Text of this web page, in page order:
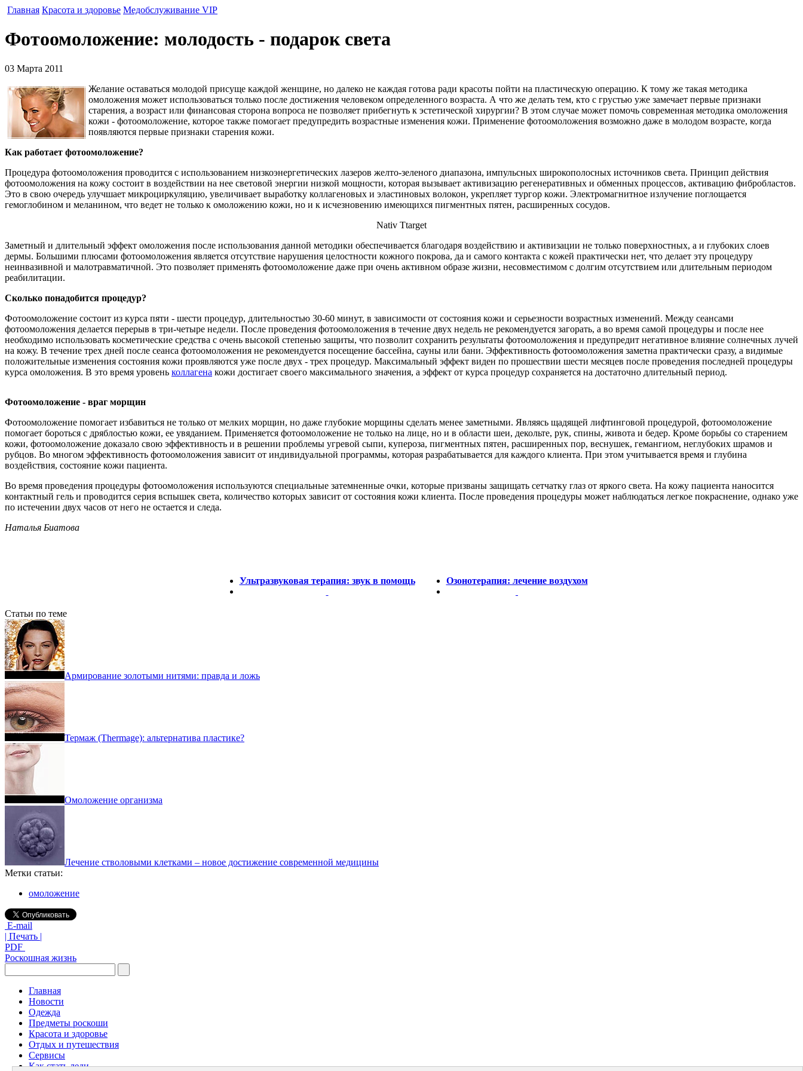
Главная Красота и здоровье Медобслуживание VIP
Фотоомоложение: молодость - подарок света
03 Марта 2011
Желание оставаться молодой присуще каждой женщине, но далеко не каждая готова ради красоты пойти на пластическую операцию. К тому же такая методика
омоложения может использоваться только после достижения человеком определенного возраста. А что же делать тем, кто с грустью уже замечает первые признаки
старения, а возраст или финансовая сторона вопроса не позволяет прибегнуть к эстетической хирургии? В этом случае может помочь современная методика омоложения
кожи - фотоомоложение, которое также помогает предупредить возрастные изменения кожи. Применение фотоомоложения возможно даже в молодом возрасте, когда
появляются первые признаки старения кожи.
Как работает фотоомоложение?
Процедура фотоомоложения проводится с использованием низкоэнергетических лазеров желто-зеленого диапазона, импульсных широкополосных источников света. Принцип действия
фотоомоложения на кожу состоит в воздействии на нее световой энергии низкой мощности, которая вызывает активизацию регенеративных и обменных процессов, активацию фибробластов.
Это в свою очередь улучшает микроциркуляцию, увеличивает выработку коллагеновых и эластиновых волокон, укрепляет тургор кожи. Электромагнитное излучение поглощается
гемоглобином и меланином, что ведет не только к омоложению кожи, но и к исчезновению имеющихся пигментных пятен, расширенных сосудов.
Nativ Ttarget
Заметный и длительный эффект омоложения после использования данной методики обеспечивается благодаря воздействию и активизации не только поверхностных, а и глубоких слоев
дермы. Большими плюсами фотоомоложения является отсутствие нарушения целостности кожного покрова, да и самого контакта с кожей практически нет, что делает эту процедуру
неинвазивной и малотравматичной. Это позволяет применять фотоомоложение даже при очень активном образе жизни, несовместимом с долгим отсутствием или длительным периодом
реабилитации.
Сколько понадобится процедур?
Фотоомоложение состоит из курса пяти - шести процедур, длительностью 30-60 минут, в зависимости от состояния кожи и серьезности возрастных изменений. Между сеансами
фотоомоложения делается перерыв в три-четыре недели. После проведения фотоомоложения в течение двух недель не рекомендуется загорать, а во время самой процедуры и после нее
необходимо использовать косметические средства с очень высокой степенью защиты, что позволит сохранить результаты фотоомоложения и предупредит негативное влияние солнечных лучей
на кожу. В течение трех дней после сеанса фотоомоложения не рекомендуется посещение бассейна, сауны или бани. Эффективность фотоомоложения заметна практически сразу, а видимые
положительные изменения состояния кожи проявляются уже после двух - трех процедур. Максимальный эффект виден по прошествии шести месяцев после проведения последней процедуры
курса омоложения. В это время уровень коллагена кожи достигает своего максимального значения, а эффект от курса процедур сохраняется на достаточно длительный период.
Фотоомоложение - враг морщин
Фотоомоложение помогает избавиться не только от мелких морщин, но даже глубокие морщины сделать менее заметными. Являясь щадящей лифтинговой процедурой, фотоомоложение
помогает бороться с дряблостью кожи, ее увяданием. Применяется фотоомоложение не только на лице, но и в области шеи, декольте, рук, спины, живота и бедер. Кроме борьбы со старением
кожи, фотоомоложение доказало свою эффективность и в решении проблемы угревой сыпи, купероза, пигментных пятен, расширенных пор, веснушек, гемангиом, неглубоких шрамов и
рубцов. Во многом эффективность фотоомоложения зависит от индивидуальной программы, которая разрабатывается для каждого клиента. При этом учитывается время и глубина
воздействия, состояние кожи пациента.
Во время проведения процедуры фотоомоложения используются специальные затемненные очки, которые призваны защищать сетчатку глаз от яркого света. На кожу пациента наносится
контактный гель и проводится серия вспышек света, количество которых зависит от состояния кожи клиента. После проведения процедуры может наблюдаться легкое покраснение, однако уже
по истечении двух часов от него не остается и следа.
Наталья Биатова
Ультразвуковая терапия: звук в помощь Озонотерапия: лечение воздухом
Статьи по теме
Армирование золотыми нитями: правда и ложь
Термаж (Thermage): альтернатива пластике?
Омоложение организма
Лечение стволовыми клетками – новое достижение современной медицины
Метки статьи:
омоложение
E-mail
| Печать |
PDF
Роскошная жизнь
Главная
Новости
Одежда
Предметы роскоши
Красота и здоровье
Отдых и путешествия
Сервисы
Как стать леди